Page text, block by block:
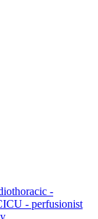
-
- perfusionist